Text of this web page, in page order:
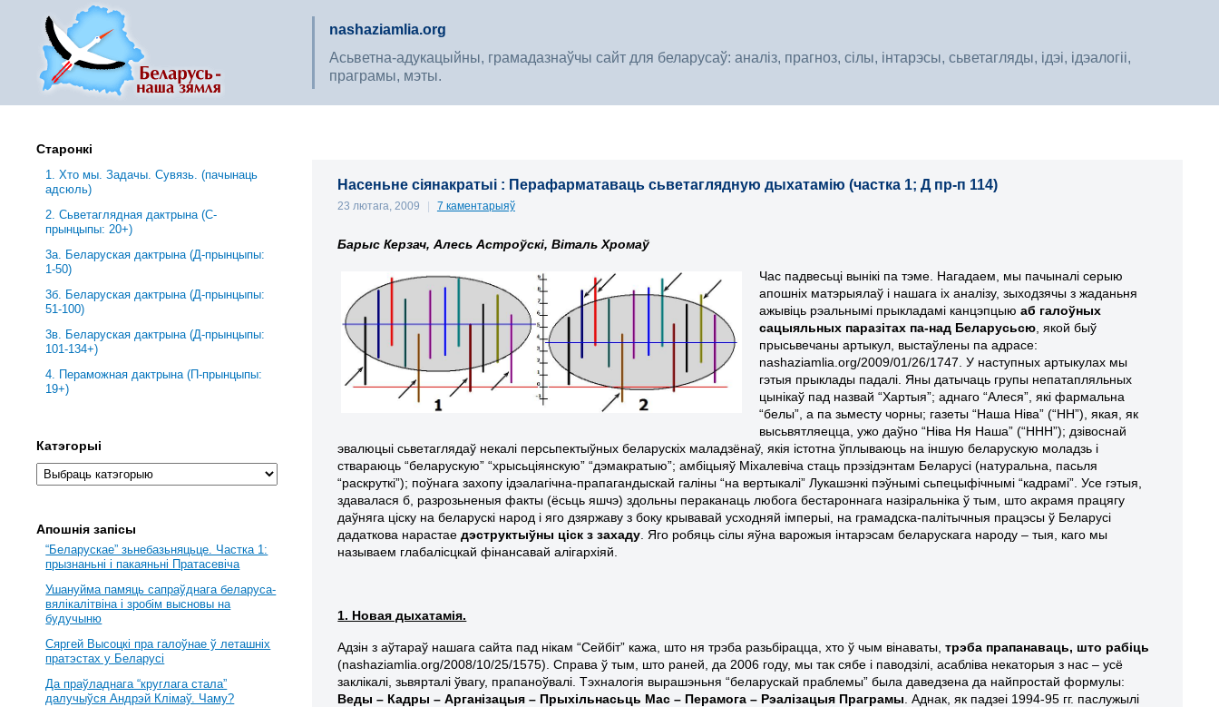
nashaziamlia.org
Асьветна-адукацыйны, грамадазнаўчы сайт для беларусаў: аналіз, прагноз, сілы, інтарэсы, сьветагляды, ідэі, ідэалогіі,
праграмы, мэты.
Насеньне сіянакратыі : Перафарматаваць сьветаглядную дыхатамію (частка 1; Д пр-п 114)
23 лютага, 2009 | 7 каментарыяў
Барыс Керзач, Алесь Астроўскі, Віталь Хромаў
Час падвесьці вынікі па тэме. Нагадаем, мы пачыналі серыю
апошніх матэрыялаў і нашага іх аналізу, зыходзячы з жаданьня
ажывіць рэальнымі прыкладамі канцэпцыюаб галоўных
сацыяльных паразітах па-над Беларусьсю , якой быў
прысьвечаны артыкул, выстаўлены па адрасе:
nashaziamlia.org/2009/01/26/1747. У наступных артыкулах мы
гэтыя прыклады падалі. Яны датычаць групы непатапляльных
цынікаў пад назвай “Хартыя”; аднаго “Алеся”, які фармальна
“белы”, а па зьместу чорны; газеты “Наша Ніва” (“НН”), якая, як
высьвятляецца, ужо даўно “Ніва Ня Наша” (“ННН”); дзівоснай
эвалюцыі сьветаглядаў некалі персьпектыўных беларускіх маладзёнаў, якія істотна ўплываюць на іншую беларускую моладзь і
ствараюць “беларускую” “хрысьціянскую” “дэмакратыю”; амбіцыяў Міхалевіча стаць прэзідэнтам Беларусі (натуральна, пасьля
“раскруткі”); поўнага захопу ідэалагічна-прапагандыскай галіны “на вертыкалі” Лукашэнкі пэўнымі сьпецыфічнымі “кадрамі”. Усе гэтыя,
здавалася б, разрозьненыя факты (ёсьць яшчэ) здольны пераканаць любога бестароннага назіральніка ў тым, што акрамя працягу
даўняга ціску на беларускі народ і яго дзяржаву з боку крывавай усходняй імперыі, на грамадска-палітычныя працэсы ў Беларусі
дадаткова нарастае дэструктыўны ціск з захаду . Яго робяць сілы яўна варожыя інтарэсам беларускага народу – тыя, каго мы
называем глабалісцкай фінансавай алігархіяй.
1. Новая дыхатамія.
Адзін з аўтараў нашага сайта пад нікам “Сейбіт” кажа, што ня трэба разьбірацца, хто ў чым вінаваты,трэба прапанаваць, што рабіць
(nashaziamlia.org/2008/10/25/1575). Справа ў тым, што раней, да 2006 году, мы так сябе і паводзілі, асабліва некаторыя з нас – усё
заклікалі, зьвярталі ўвагу, прапаноўвалі. Тэхналогія вырашэньня “беларускай праблемы” была даведзена да найпростай формулы:
Веды – Кадры – Арганізацыя – Прыхільнасьць Мас – Перамога – Рэалізацыя Праграмы . Аднак, як падзеі 1994-95 гг. паслужылі
Старонкі
1. Хто мы. Задачы. Сувязь. (пачынаць
адсюль)
2. Сьветаглядная дактрына (С-
прынцыпы: 20+)
3a. Беларуская дактрына (Д-прынцыпы:
1-50)
3б. Беларуская дактрына (Д-прынцыпы:
51-100)
3в. Беларуская дактрына (Д-прынцыпы:
101-134+)
4. Пераможная дактрына (П-прынцыпы:
19+)
Катэгорыі
Апошнія запісы
“Беларускае” зьнебазьняцьце. Частка 1:
прызнаньні і пакаяньні Пратасевіча
Ушануйма памяць сапраўднага беларуса-
вялікалітвіна і зробім высновы на
будучыню
Сяргей Высоцкі пра галоўнае ў леташніх
пратэстах у Беларусі
Да праўладнага “круглага стала”
далучыўся Андрэй Клімаў. Чаму?